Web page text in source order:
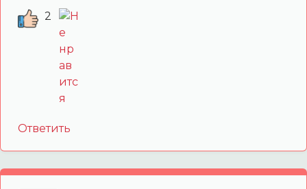
2
Ответить